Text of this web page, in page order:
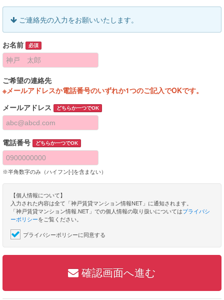
ご連絡先の入力をお願いいたします。
お名前 必須
ご希望の連絡先
※メールアドレスか電話番号のいずれか1つのご記入でOKです。
メールアドレス どちらか一つでOK
電話番号 どちらか一つでOK
※半角数字のみ（ハイフン[-]を含まない）
【個人情報について】
入力された内容は全て「神戸賃貸マンション情報NET」に通知されます。
「神戸賃貸マンション情報.NET」での個人情報の取り扱いについてはプライバシ
ーポリシーをご覧ください。
プライバシーポリシーに同意する
確認画面へ進む